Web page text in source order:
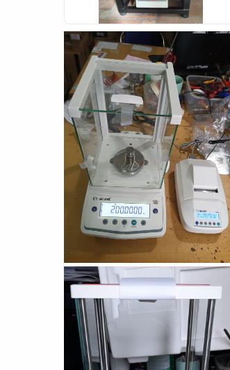
Cân bàn điện tử DI-28SS
Cân điện tử GS3201N
(3200g/0.1g)